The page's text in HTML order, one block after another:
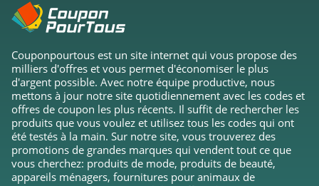
Les Petits
Prödiges
4.8
Bobbi Brown
4.8
Atida
Couponpourtous est un site internet qui vous propose des
milliers d'offres et vous permet d'économiser le plus
d'argent possible. Avec notre équipe productive, nous
mettons à jour notre site quotidiennement avec les codes et
offres de coupon les plus récents. Il suffit de rechercher les
produits que vous voulez et utilisez tous les codes qui ont
été testés à la main. Sur notre site, vous trouverez des
promotions de grandes marques qui vendent tout ce que
vous cherchez: produits de mode, produits de beauté,
appareils ménagers, fournitures pour animaux de